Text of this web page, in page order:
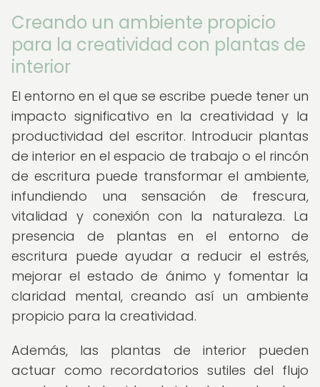
Creando un ambiente propicio
para la creatividad con plantas de
interior
El entorno en el que se escribe puede tener un
impacto significativo en la creatividad y la
productividad del escritor. Introducir plantas
de interior en el espacio de trabajo o el rincón
de escritura puede transformar el ambiente,
infundiendo una sensación de frescura,
vitalidad y conexión con la naturaleza. La
presencia de plantas en el entorno de
escritura puede ayudar a reducir el estrés,
mejorar el estado de ánimo y fomentar la
claridad mental, creando así un ambiente
propicio para la creatividad.
Además, las plantas de interior pueden
actuar como recordatorios sutiles del flujo